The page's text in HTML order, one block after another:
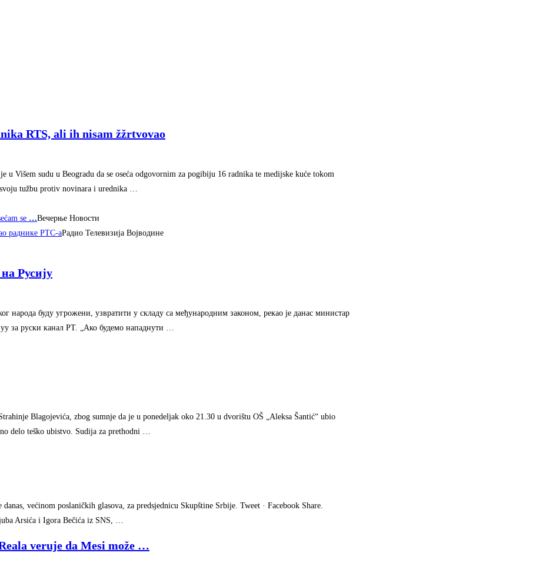
RTS, ali ih nisam žžrtvovao
Višem sudu u Beogradu da se oseća odgovornim za pogibiju 16 radnika te medijske kuće tokom
tužbu protiv novinara i urednika …
se …Вечерње Новости
раднике РТС-аРадио Телевизија Војводине
Русију
народа буду угрожени, узвратити у складу са међународним законом, рекао је данас министар
за руски канал РТ. „Ако будемо нападнути …
Blagojevića, zbog sumnje da je u ponedeljak oko 21.30 u dvorištu OŠ „Aleksa Šantić“ ubio
delo teško ubistvo. Sudija za prethodni …
većinom poslaničkih glasova, za predsjednicu Skupštine Srbije. Tweet · Facebook Share.
Arsića i Igora Bečića iz SNS, …
veruje da Mesi može …